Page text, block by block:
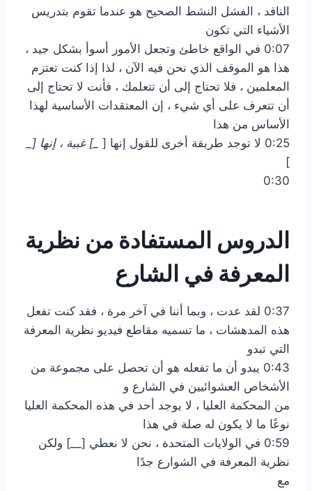
الناقد ، الفشل النشط الصحيح هو عندما تقوم بتدريس
الأشياء التي تكون
0:07 في الواقع خاطئ وتجعل الأمور أسوأ بشكل جيد ،
هذا هو الموقف الذي نحن فيه الآن ، لذا إذا كنت تعتزم
المعلمين ، فلا تحتاج إلى أن تتعلمك ، فأنت لا تحتاج إلى
أن تتعرف على أي شيء ، إن المعتقدات الأساسية لهذا
الأساس من هذا
0:25 لا توجد طريقة أخرى للقول إنها [
_] غبية ، إنها [_
]
0:30
الدروس المستفادة من نظرية
المعرفة في الشارع
0:37 لقد عدت ، وبما أننا في آخر مرة ، فقد كنت تفعل
هذه المدهشات ، ما تسميه مقاطع فيديو نظرية المعرفة
التي تبدو
0:43 يبدو أن ما تفعله هو أن تحصل على مجموعة من
الأشخاص العشوائيين في الشارع و
من المحكمة العليا ، لا يوجد أحد في هذه المحكمة العليا
نوعًا ما لا يكون له صلة في هذا
0:59 في الولايات المتحدة ، نحن لا نعطي [__] ولكن
نظرية المعرفة في الشوارع جدًا
مع